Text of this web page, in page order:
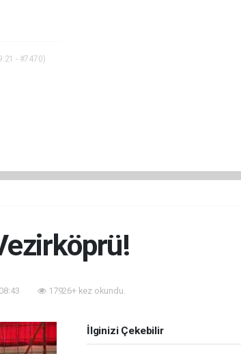
- #7470)
17926+ kez okundu.
İlginizi Çekebilir